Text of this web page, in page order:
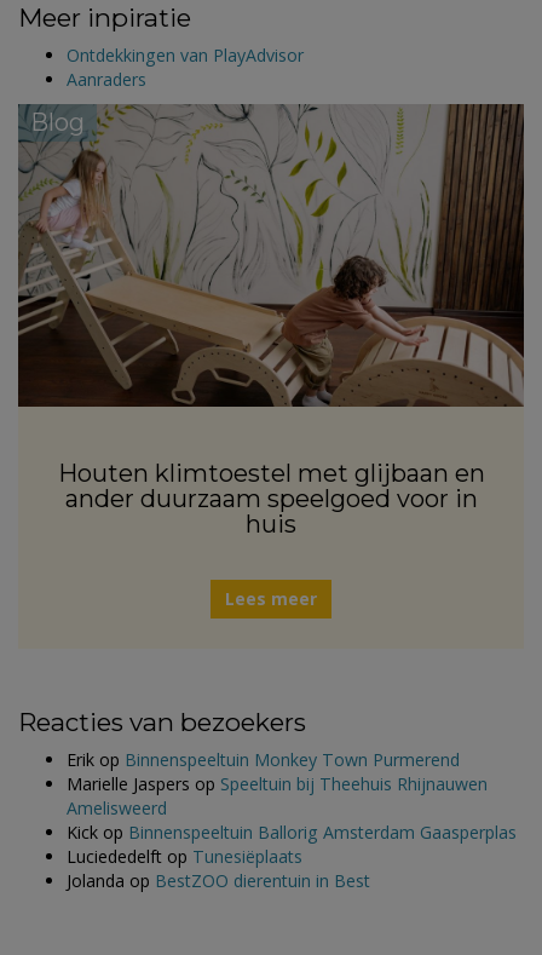
Meer inpiratie
Ontdekkingen van PlayAdvisor
Aanraders
Blog
Houten klimtoestel met glijbaan en
ander duurzaam speelgoed voor in
huis
Lees meer
Reacties van bezoekers
Erik op Binnenspeeltuin Monkey Town Purmerend
Marielle Jaspers op Speeltuin bij Theehuis Rhijnauwen
Amelisweerd
Kick op Binnenspeeltuin Ballorig Amsterdam Gaasperplas
Luciededelft op Tunesiëplaats
Jolanda op BestZOO dierentuin in Best